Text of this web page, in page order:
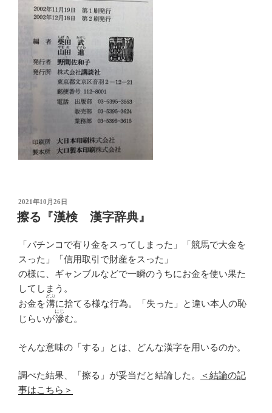
投
稿
日:
2021年10月26日
擦る『漢検 漢字辞典』
「パチンコで有り金をスってしまった」「競馬で大金を
スった」「信用取引で財産をスった」
の様に、ギャンブルなどで一瞬のうちにお金を使い果た
してしまう。
お金を溝
どぶ
に捨てる様な行為。「失った」と違い本人の恥
じらいが滲
にじ
む。
そんな意味の「する」とは、どんな漢字を用いるのか。
調べた結果、「擦る」が妥当だと結論した。
＜結論の記
事はこちら＞